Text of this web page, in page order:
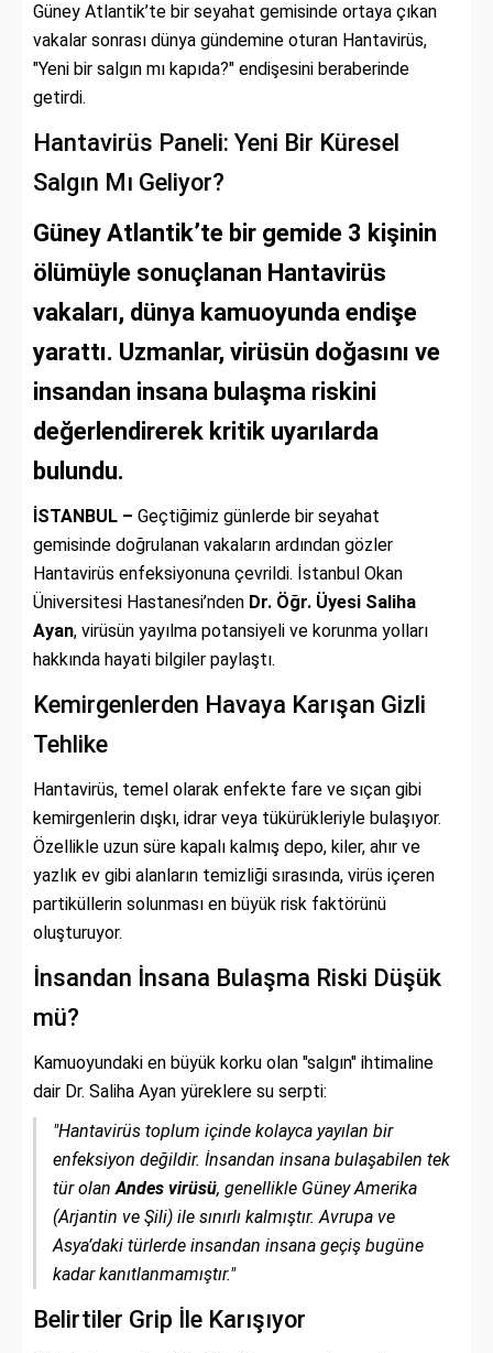
Güney Atlantik’te bir seyahat gemisinde ortaya çıkan
vakalar sonrası dünya gündemine oturan Hantavirüs,
"Yeni bir salgın mı kapıda?" endişesini beraberinde
getirdi.
Hantavirüs Paneli: Yeni Bir Küresel
Salgın Mı Geliyor?
Güney Atlantik’te bir gemide 3 kişinin
ölümüyle sonuçlanan Hantavirüs
vakaları, dünya kamuoyunda endişe
yarattı. Uzmanlar, virüsün doğasını ve
insandan insana bulaşma riskini
değerlendirerek kritik uyarılarda
bulundu.
İSTANBUL – Geçtiğimiz günlerde bir seyahat
gemisinde doğrulanan vakaların ardından gözler
Hantavirüs enfeksiyonuna çevrildi. İstanbul Okan
Üniversitesi Hastanesi’nden Dr. Öğr. Üyesi Saliha
Ayan, virüsün yayılma potansiyeli ve korunma yolları
hakkında hayati bilgiler paylaştı.
Kemirgenlerden Havaya Karışan Gizli
Tehlike
Hantavirüs, temel olarak enfekte fare ve sıçan gibi
kemirgenlerin dışkı, idrar veya tükürükleriyle bulaşıyor.
Özellikle uzun süre kapalı kalmış depo, kiler, ahır ve
yazlık ev gibi alanların temizliği sırasında, virüs içeren
partiküllerin solunması en büyük risk faktörünü
oluşturuyor.
İnsandan İnsana Bulaşma Riski Düşük
mü?
Kamuoyundaki en büyük korku olan "salgın" ihtimaline
dair Dr. Saliha Ayan yüreklere su serpti:
"Hantavirüs toplum içinde kolayca yayılan bir
enfeksiyon değildir. İnsandan insana bulaşabilen tek
tür olanAndes virüsü, genellikle Güney Amerika
(Arjantin ve Şili) ile sınırlı kalmıştır. Avrupa ve
Asya’daki türlerde insandan insana geçiş bugüne
kadar kanıtlanmamıştır."
Belirtiler Grip İle Karışıyor